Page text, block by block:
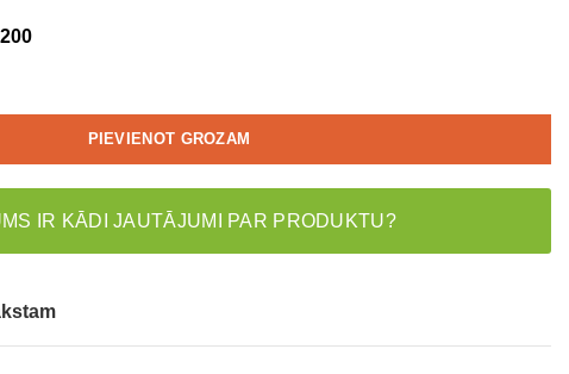
PIEVIENOT GROZAM
IR KĀDI JAUTĀJUMI PAR PRODUKTU?